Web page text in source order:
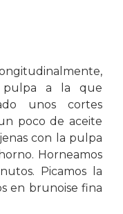
pulpa a la que
unos cortes
poco de aceite
con la pulpa
Horneamos
Picamos la
en brunoise fina